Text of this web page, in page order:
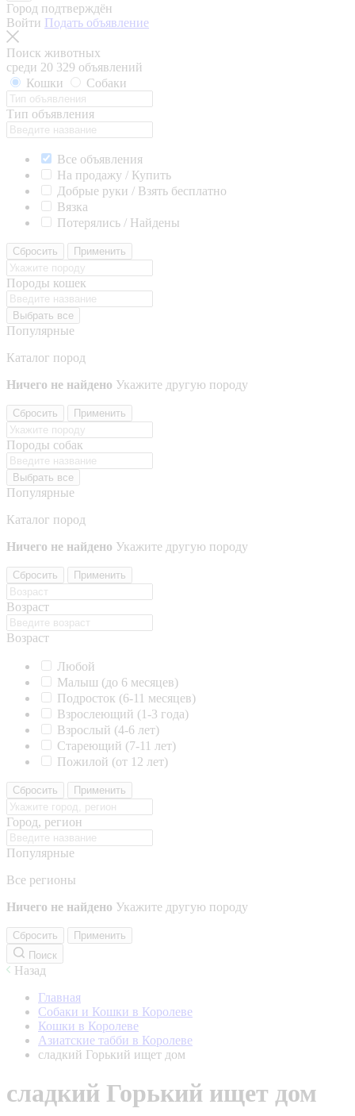
Город подтверждён
Войти Подать объявление
Поиск животных
среди 20 329 объявлений
Кошки
Собаки
Тип объявления
Все объявления
На продажу / Купить
Добрые руки / Взять бесплатно
Вязка
Потерялись / Найдены
Сбросить Применить
Породы кошек
Выбрать все
Популярные
Каталог пород
Ничего не найдено Укажите другую породу
Сбросить Применить
Породы собак
Выбрать все
Популярные
Каталог пород
Ничего не найдено Укажите другую породу
Сбросить Применить
Возраст
Возраст
Любой
Малыш (до 6 месяцев)
Подросток (6-11 месяцев)
Взрослеющий (1-3 года)
Взрослый (4-6 лет)
Стареющий (7-11 лет)
Пожилой (от 12 лет)
Сбросить Применить
Город, регион
Популярные
Все регионы
Ничего не найдено Укажите другую породу
Сбросить
Применить
Поиск
Назад
Главная
Собаки и Кошки в Королеве
Кошки в Королеве
Азиатские табби в Королеве
сладкий Горький ищет дом
сладкий Горький ищет дом